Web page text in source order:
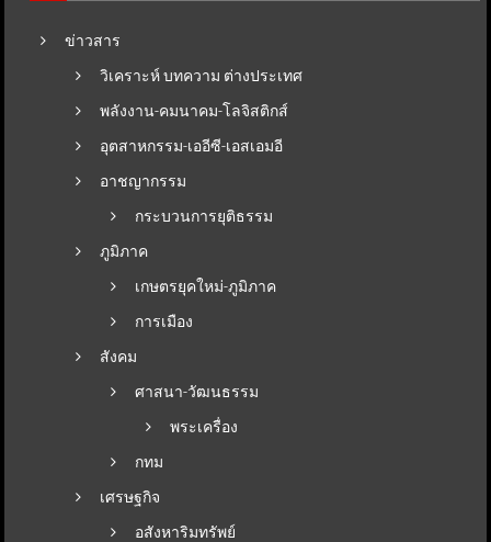
ข่าวสาร
วิเคราะห์ บทความ ต่างประเทศ
พลังงาน-คมนาคม-โลจิสติกส์
อุตสาหกรรม-เออีซี-เอสเอมอี
อาชญากรรม
กระบวนการยุติธรรม
ภูมิภาค
เกษตรยุคใหม่-ภูมิภาค
การเมือง
สังคม
ศาสนา-วัฒนธรรม
พระเครื่อง
กทม
เศรษฐกิจ
อสังหาริมทรัพย์